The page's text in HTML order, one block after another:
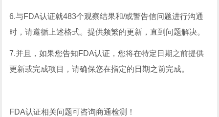
6.与FDA认证就483个观察结果和/或警告信问题进行沟通
时，请遵循上述格式。提供频繁的更新，直到问题解决。
7.并且，如果您告知FDA认证，您将在特定日期之前提供
更新或完成项目，请确保您在指定的日期之前完成。
FDA认证相关问题可咨询商通检测！